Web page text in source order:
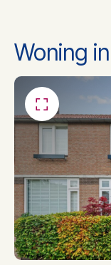
Badkamer
Isolatie
Soort Verwarming
Woning